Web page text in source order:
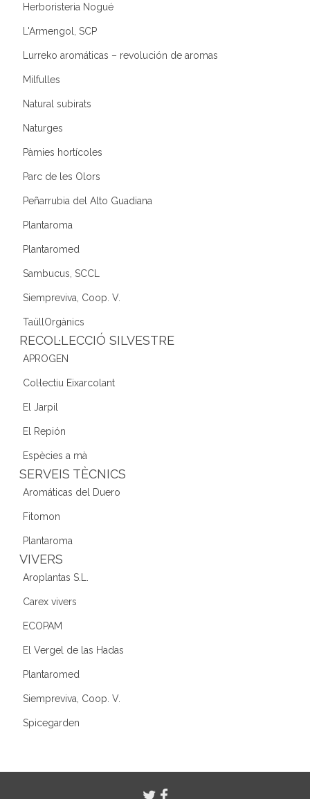
Herboristeria Nogué
L'Armengol, SCP
Lurreko aromáticas – revolución de aromas
Milfulles
Natural subirats
Naturges
Pàmies hortícoles
Parc de les Olors
Peñarrubia del Alto Guadiana
Plantaroma
Plantaromed
Sambucus, SCCL
Siempreviva, Coop. V.
TaüllOrgànics
RECOL·LECCIÓ SILVESTRE
APROGEN
Col·lectiu Eixarcolant
El Jarpil
El Repión
Espècies a mà
SERVEIS TÈCNICS
Aromáticas del Duero
Fitomon
Plantaroma
VIVERS
Aroplantas S.L.
Carex vivers
ECOPAM
El Vergel de las Hadas
Plantaromed
Siempreviva, Coop. V.
Spicegarden